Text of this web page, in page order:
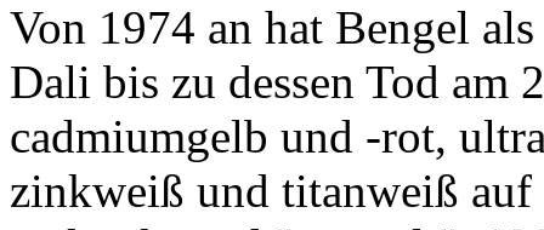
Von 1974 an hat Bengel
Dali bis zu dessen Tod am
cadmiumgelb und -rot,
zinkweiß und titanweiß